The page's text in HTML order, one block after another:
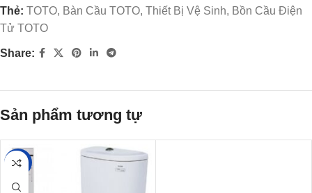
Thẻ: TOTO, Bàn Cầu TOTO, Thiết Bị Vệ Sinh, Bồn Cầu Điện
Tử TOTO
Share:
Sản phẩm tương tự
-19%